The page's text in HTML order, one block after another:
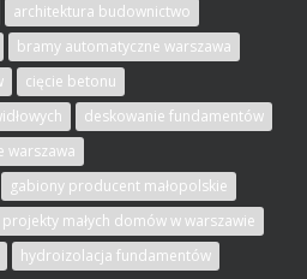
architektura budownictwo
bramy automatyczne warszawa
cięcie betonu
deskowanie fundamentów
warszawa
gabiony producent małopolskie
małych domów w warszawie
hydroizolacja fundamentów